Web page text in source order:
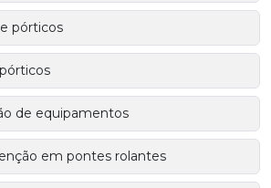
pórticos
de equipamentos
em pontes rolantes